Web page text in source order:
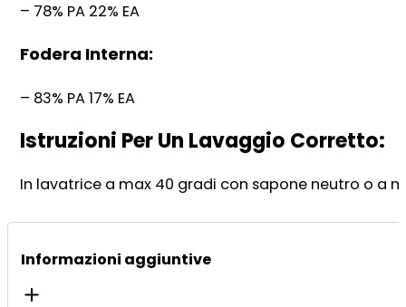
– 78% PA 22% EA
Fodera Interna:
– 83% PA 17% EA
Istruzioni Per Un Lavaggio Corretto:
In lavatrice a max 40 gradi con sapone neutro o a
Informazioni aggiuntive